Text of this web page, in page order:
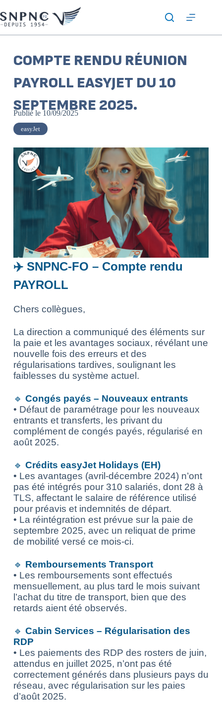
COMPTE RENDU RÉUNION
PAYROLL EASYJET DU 10
SEPTEMBRE 2025.
Publié le 10/09/2025
easyJet
✈️SNPNC-FO – Compte rendu
PAYROLL
Chers collègues,
La direction a communiqué des éléments sur
la paie et les avantages sociaux, révélant une
nouvelle fois des erreurs et des
régularisations tardives, soulignant les
faiblesses du système actuel.
🔹 Congés payés – Nouveaux entrants
• Défaut de paramétrage pour les nouveaux
entrants et transferts, les privant du
complément de congés payés, régularisé en
août 2025.
🔹 Crédits easyJet Holidays (EH)
• Les avantages (avril-décembre 2024) n’ont
pas été intégrés pour 310 salariés, dont 28 à
TLS, affectant le salaire de référence utilisé
pour préavis et indemnités de départ.
• La réintégration est prévue sur la paie de
septembre 2025, avec un reliquat de prime
de mobilité versé ce mois-ci.
🔹 Remboursements Transport
• Les remboursements sont effectués
mensuellement, au plus tard le mois suivant
l’achat du titre de transport, bien que des
retards aient été observés.
🔹 Cabin Services – Régularisation des
RDP
• Les paiements des RDP des rosters de juin,
attendus en juillet 2025, n’ont pas été
correctement générés dans plusieurs pays du
réseau, avec régularisation sur les paies
d’août 2025.